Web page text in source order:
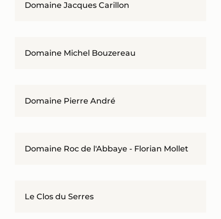
Domaine Jacques Carillon
Domaine Michel Bouzereau
Domaine Pierre André
Domaine Roc de l'Abbaye - Florian Mollet
Le Clos du Serres